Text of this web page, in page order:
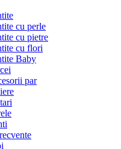
cu perle
cu pietre
cu flori
Baby
par